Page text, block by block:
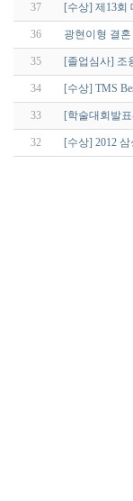
37 [수상] 제13회
36 광현이형 결
35 [졸업심사] 조
34 [수상] TMS
33 [학술대회발
32 [수상] 2012